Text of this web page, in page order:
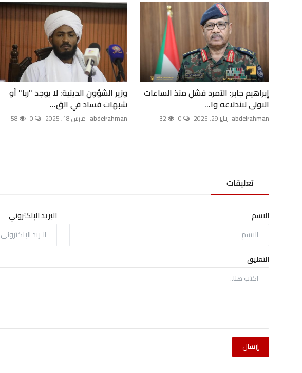
إبراهيم جابر: التمرد فشل منذ الساعات
الاولى لاندلاعه وا...
abdelrahman يناير 29, 2025
وزير الشؤون الدينية: لا يوجد "ربا" أو
شبهات فساد في الق...
abdelrahman مارس 18, 2025 0
58
تعليقات
الاسم البريد الإلكتروني
التعليق
إرسال